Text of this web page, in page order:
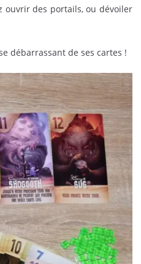
ouvrir des portails, ou dévoiler
débarrassant de ses cartes !